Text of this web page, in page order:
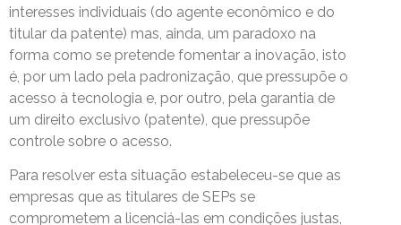
interesses individuais (do agente econômico e do
titular da patente) mas, ainda, um paradoxo na
forma como se pretende fomentar a inovação, isto
é, por um lado pela padronização, que pressupõe o
acesso à tecnologia e, por outro, pela garantia de
um direito exclusivo (patente), que pressupõe
controle sobre o acesso.
Para resolver esta situação estabeleceu-se que as
empresas que as titulares de SEPs se
comprometem a licenciá-las em condições justas,